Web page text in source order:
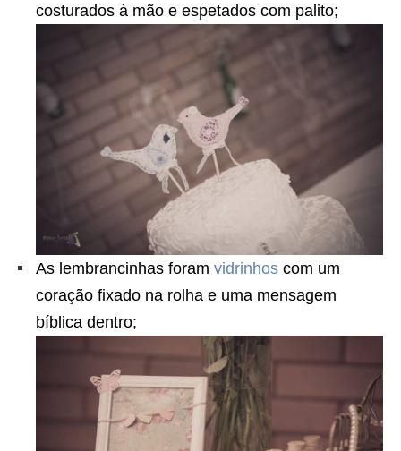
costurados à mão e espetados com palito;
As lembrancinhas foram vidrinhos com um
coração fixado na rolha e uma mensagem
bíblica dentro;